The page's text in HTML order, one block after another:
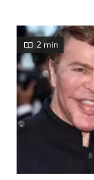
2 min